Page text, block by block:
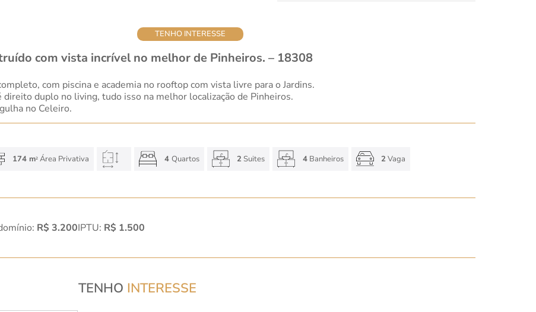
TENHO INTERESSE
com vista incrível no melhor de Pinheiros. – 18308
com piscina e academia no rooftop com vista livre para o Jardins.
duplo no living, tudo isso na melhor localização de Pinheiros.
no Celeiro.
174 m2Área Privativa 4 Quartos 2 Suites 4Banheiros 2 Vaga
R$ 3.200IPTU: R$ 1.500
TENHO INTERESSE